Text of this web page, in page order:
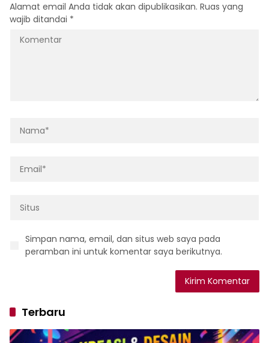
Alamat email Anda tidak akan dipublikasikan. Ruas yang
wajib ditandai *
Simpan nama, email, dan situs web saya pada
peramban ini untuk komentar saya berikutnya.
Terbaru